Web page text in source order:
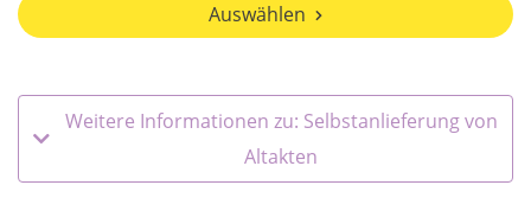
Auswählen
Weitere Informationen zu: Selbstanlieferung von
Altakten